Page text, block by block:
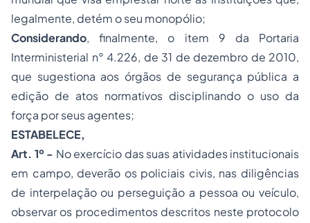
legalmente, detém o seu monopólio;
Considerando, finalmente, o item 9 da Portaria
Interministerial n° 4.226, de 31 de dezembro de 2010,
que sugestiona aos órgãos de segurança pública a
edição de atos normativos disciplinando o uso da
força por seus agentes;
ESTABELECE,
Art. 1º - No exercício das suas atividades institucionais
em campo, deverão os policiais civis, nas diligências
de interpelação ou perseguição a pessoa ou veículo,
observar os procedimentos descritos neste protocolo